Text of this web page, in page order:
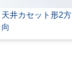
天井カセット形2方
向